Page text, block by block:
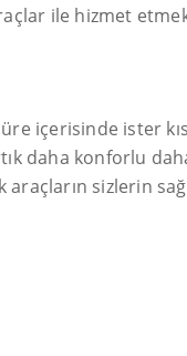
ile hizmet
içerisinde
daha konforlu
sizlerin